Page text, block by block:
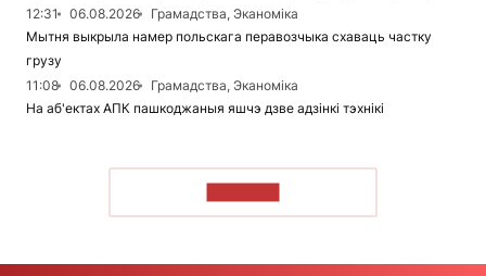
12:31
06.08.2026
Грамадства, Эканоміка
Мытня выкрыла намер польскага перавозчыка схаваць частку
грузу
11:08
06.08.2026
Грамадства, Эканоміка
На аб'ектах АПК пашкоджаныя яшчэ дзве адзінкі тэхнікі